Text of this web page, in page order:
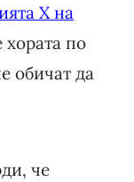
X на
хората по
обичат да
че